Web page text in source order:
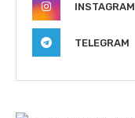
INSTAGRAM
TELEGRAM